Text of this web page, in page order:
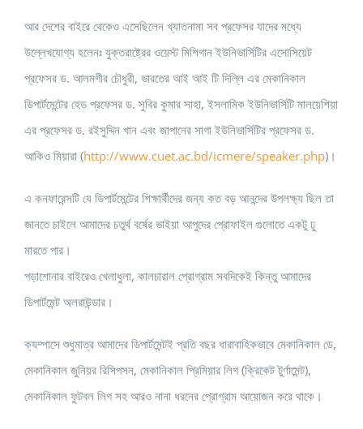
আর দেশের বাইরে থেকেও এসেছিলেন খ্যাতনামা সব প্রফেসর যাদের মধ্যে
উল্লেখযোগ্য হলেনঃ যুক্তরাষ্ট্রের ওয়েস্ট মিশিগান ইউনিভার্সিটির এসোসিয়েট
প্রফেসর ড. আলমগীর চৌধুরী, ভারতের আই আই টি দিল্লি এর মেকানিকাল
ডিপার্টমেন্টের হেড প্রফেসর ড. সুবির কুমার সাহা, ইসলামিক ইউনিভার্সিটি মালয়েশিয়া
এর প্রফেসর ড. রইসুদ্দিন খান এবং জাপানের সাগা ইউনিভার্সিটির প্রফেসর ড.
আকিও মিয়ারা (http://www.cuet.ac.bd/icmere/speaker.php)।
এ কনফারেন্সটি যে ডিপার্টমেন্টের শিক্ষার্থীদের জন্য কত বড় আনন্দের উপলক্ষ্য ছিল তা
জানতে চাইলে আমাদের চতুর্থ বর্ষের ভাইয়া আপুদের প্রোফাইল গুলোতে একটু ঢু
মারতে পার।
পড়াশোনার বাইরেও খেলাধুলা, কালচারাল প্রোগ্রাম সবদিকেই কিন্তু আমাদের
ডিপার্টমেন্ট অলরাউন্ডার।
ক্যম্পাসে শুধুমাত্র আমাদের ডিপার্টমেন্টই প্রতি বছর ধারাবাহিকভাবে মেকানিকাল ডে,
মেকানিকাল জুনিয়র রিসিপসন, মেকানিকাল প্রিমিয়ার লিগ (ক্রিকেট টুর্ণামেন্ট),
মেকানিকাল ফুটবল লিগ সহ আরও নানা ধরনের প্রোগ্রাম আয়োজন করে থাকে।